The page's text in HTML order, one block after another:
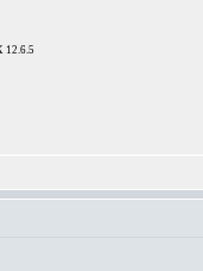
12.6.5